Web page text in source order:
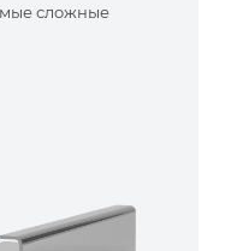
сложные